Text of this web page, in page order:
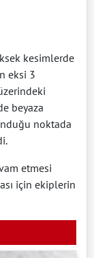
kesimlerde
eksi 3
beyaza
noktada
etmesi
için ekiplerin